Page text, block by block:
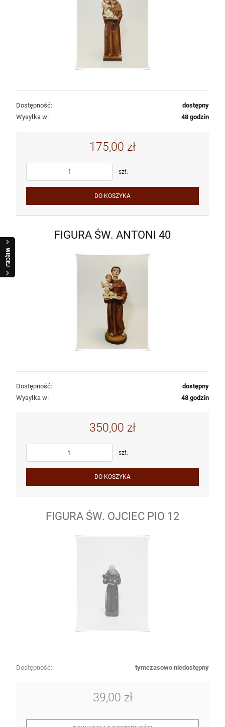
WIĘCEJ
Dostępność:
dostępny
Wysyłka w:
48 godzin
175,00 zł
szt.
DO KOSZYKA
FIGURA ŚW. ANTONI 40
Dostępność:
dostępny
Wysyłka w:
48 godzin
350,00 zł
szt.
DO KOSZYKA
FIGURA ŚW. OJCIEC PIO 12
Dostępność: tymczasowo niedostępny
39,00 zł